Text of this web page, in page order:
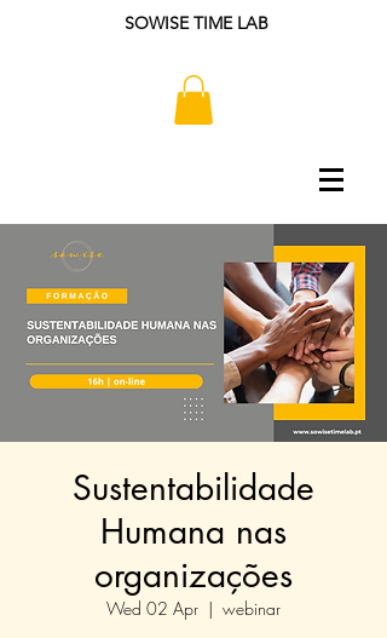
SOWISE TIME LAB
Sustentabilidade
Humana nas
organizações
Wed 02 Apr
  |
webinar